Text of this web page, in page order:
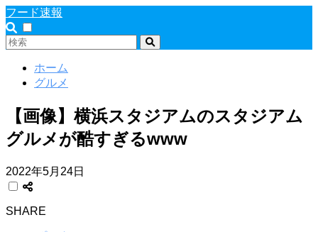
フード速報
ホーム
グルメ
【画像】横浜スタジアムのスタジアム
グルメが酷すぎるwww
2022年5月24日
SHARE